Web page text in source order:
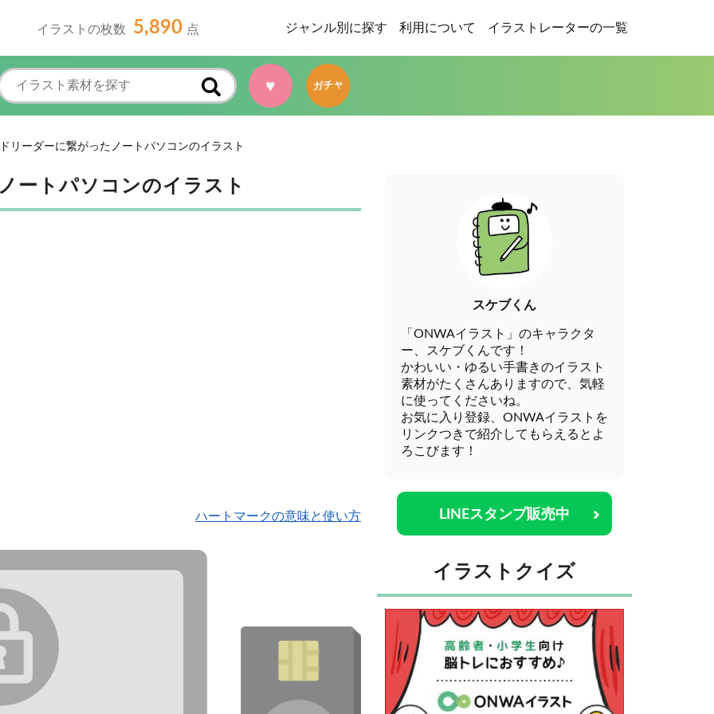
イラストの枚数 5,890 点 ジャンル別に探す 利用について イラストレーターの一覧
♥ ガチャ
リーダーに繋がったノートパソコンのイラスト
ートパソコンのイラスト
ハートマークの意味と使い方
スケブくん
「ONWAイラスト」のキャラクタ
ー、スケブくんです！
かわいい・ゆるい手書きのイラスト
素材がたくさんありますので、気軽
に使ってくださいね。
お気に入り登録、ONWAイラストを
リンクつきで紹介してもらえるとよ
ろこびます！
LINEスタンプ販売中
イラストクイズ